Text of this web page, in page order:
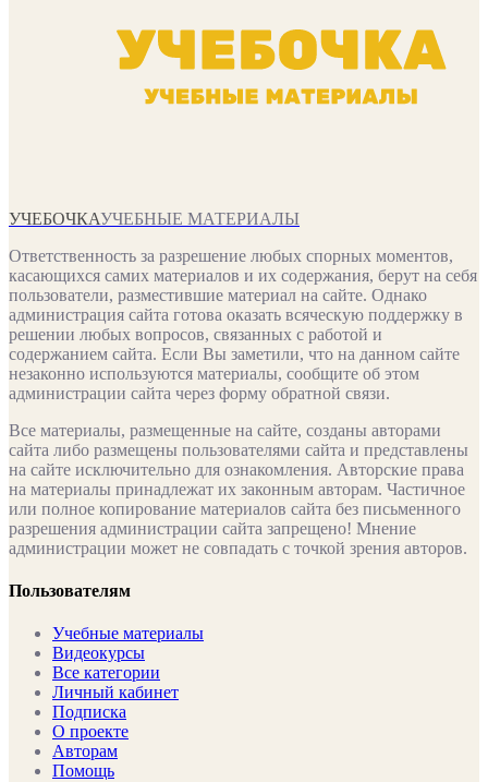
УЧЕБОЧКАУЧЕБНЫЕ МАТЕРИАЛЫ
Ответственность за разрешение любых спорных моментов,
касающихся самих материалов и их содержания, берут на себя
пользователи, разместившие материал на сайте. Однако
администрация сайта готова оказать всяческую поддержку в
решении любых вопросов, связанных с работой и
содержанием сайта. Если Вы заметили, что на данном сайте
незаконно используются материалы, сообщите об этом
администрации сайта через форму обратной связи.
Все материалы, размещенные на сайте, созданы авторами
сайта либо размещены пользователями сайта и представлены
на сайте исключительно для ознакомления. Авторские права
на материалы принадлежат их законным авторам. Частичное
или полное копирование материалов сайта без письменного
разрешения администрации сайта запрещено! Мнение
администрации может не совпадать с точкой зрения авторов.
Пользователям
Учебные материалы
Видеокурсы
Все категории
Личный кабинет
Подписка
О проекте
Авторам
Помощь